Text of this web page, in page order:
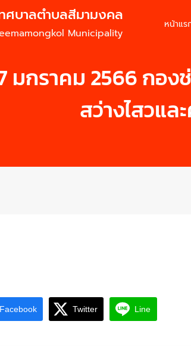
ศบาลตำบลสีมามงคล
Municipality
หน้าแร
มกราคม 2566 กอง
สว่างไสวแ
Facebook Twitter Line